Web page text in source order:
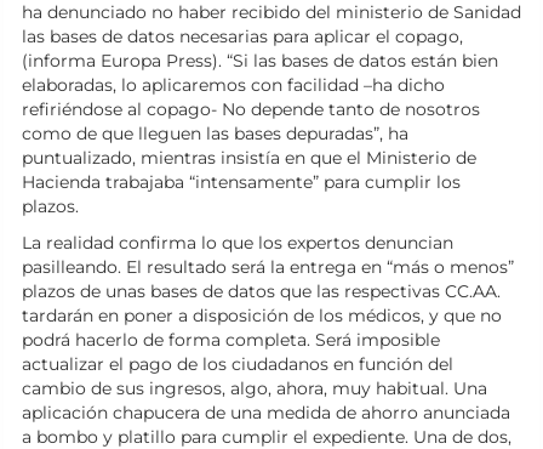
ha denunciado no haber recibido del ministerio de Sanidad
las bases de datos necesarias para aplicar el copago,
(informa Europa Press). “Si las bases de datos están bien
elaboradas, lo aplicaremos con facilidad –ha dicho
refiriéndose al copago- No depende tanto de nosotros
como de que lleguen las bases depuradas”, ha
puntualizado, mientras insistía en que el Ministerio de
Hacienda trabajaba “intensamente” para cumplir los
plazos.
La realidad confirma lo que los expertos denuncian
pasilleando. El resultado será la entrega en “más o menos”
plazos de unas bases de datos que las respectivas CC.AA.
tardarán en poner a disposición de los médicos, y que no
podrá hacerlo de forma completa. Será imposible
actualizar el pago de los ciudadanos en función del
cambio de sus ingresos, algo, ahora, muy habitual. Una
aplicación chapucera de una medida de ahorro anunciada
a bombo y platillo para cumplir el expediente. Una de dos,